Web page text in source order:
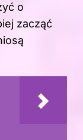
o
zacząć